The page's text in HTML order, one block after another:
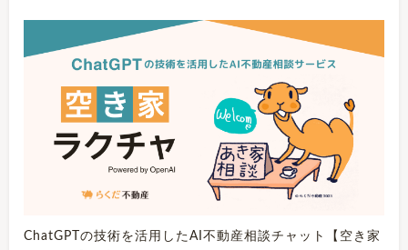
ChatGPTの技術を活用したAI不動産相談チャット【空き家